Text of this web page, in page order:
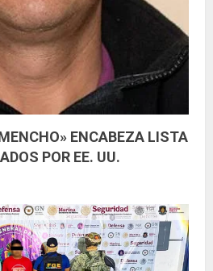
ENCABEZA LISTA
POR EE. UU.